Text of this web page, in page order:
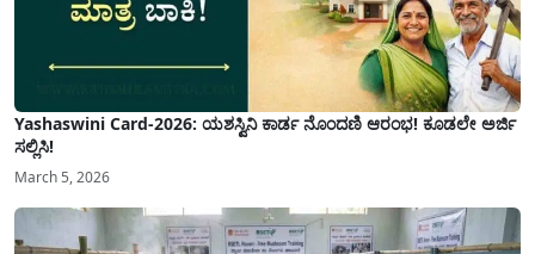
Yashaswini Card-2026: ಯಶಸ್ವಿನಿ ಕಾರ್ಡ ನೊಂದಣಿ ಆರಂಭ! ಕೂಡಲೇ ಅರ್ಜಿ
ಸಲ್ಲಿಸಿ!
March 5, 2026